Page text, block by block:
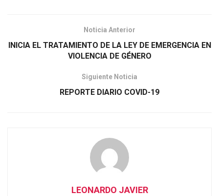
Noticia Anterior
INICIA EL TRATAMIENTO DE LA LEY DE EMERGENCIA EN
VIOLENCIA DE GÉNERO
Siguiente Noticia
REPORTE DIARIO COVID-19
LEONARDO JAVIER